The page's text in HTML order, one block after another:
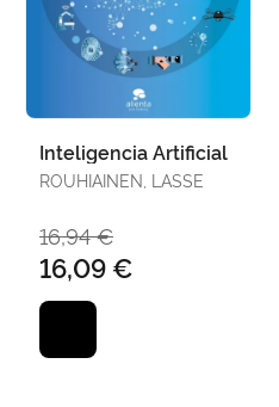
Inteligencia Artificial
ROUHIAINEN, LASSE
16,94 €
16,09 €